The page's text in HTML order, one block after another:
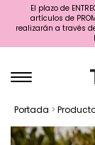
El plazo de
artículos de
realizarán a través de
Portada >